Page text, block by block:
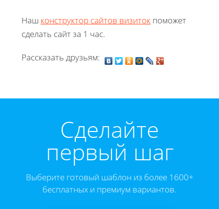
Наш конструктор сайтов визиток поможет
сделать сайт за 1 час.
Рассказать друзьям:
Cделайте
первый шаг
Выберите готовый шаблон из более 1600+
бесплатных и премиум вариантов.